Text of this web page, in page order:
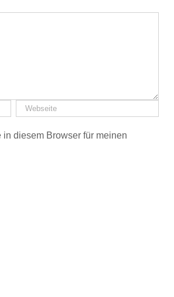
diesem Browser für meinen